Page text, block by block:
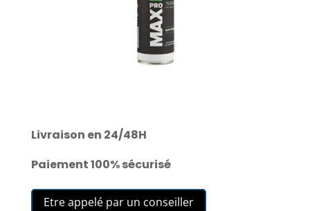
Livraison en 24/48H
Paiement 100% sécurisé
Etre appelé par un conseiller